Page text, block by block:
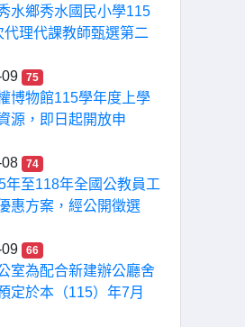
水鄉秀水國民小學115
理代課教師甄選第二
75
博物館115學年度上學
源，即日起開放申
74
年至118年全國公教員工
惠方案，經公開徵選
66
室為配合新建辦公廳舍
定於本（115）年7月